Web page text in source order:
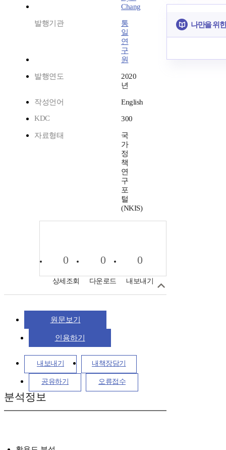
Chang
발행기관
통
일
연
구
원
발행연도
2020
년
작성언어
English
KDC
300
자료형태
국
가
정
책
연
구
포
털
(NKIS)
0
상세조회
0
다운로드
0
내보내기
원문보기
인용하기
내보내기 내책장담기
공유하기 오류접수
분석정보
나만을 위